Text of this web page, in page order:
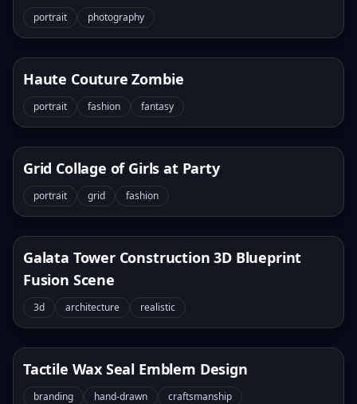
portrait photography
Haute Couture Zombie
portrait fashion fantasy
Grid Collage of Girls at Party
portrait grid fashion
Galata Tower Construction 3D Blueprint
Fusion Scene
3d architecture realistic
Tactile Wax Seal Emblem Design
branding hand-drawn craftsmanship